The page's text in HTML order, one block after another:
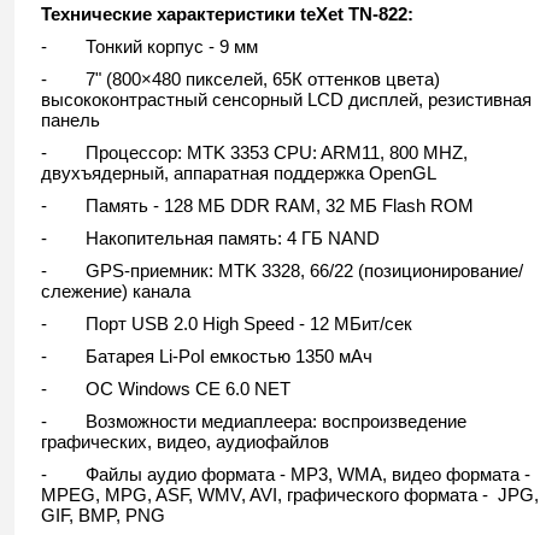
Технические характеристики teXet TN-822:
- Тонкий корпус - 9 мм
- 7" (800×480 пикселей, 65К оттенков цвета)
высококонтрастный сенсорный LCD дисплей, резистивная
панель
- Процессор: MTK 3353 CPU: ARM11, 800 MHZ,
двухъядерный, аппаратная поддержка OpenGL
- Память - 128 МБ DDR RAM, 32 МБ Flash ROM
- Накопительная память: 4 ГБ NAND
- GPS-приемник: MTK 3328, 66/22 (позиционирование/
слежение) канала
- Порт USB 2.0 High Speed - 12 МБит/сек
- Батарея Li-PoI емкостью 1350 мАч
- ОС Windows CE 6.0 NET
- Возможности медиаплеера: воспроизведение
графических, видео, аудиофайлов
- Файлы аудио формата - MP3, WMA, видео формата -
MPEG, MPG, ASF, WMV, AVI, графического формата - JPG,
GIF, BMP, PNG